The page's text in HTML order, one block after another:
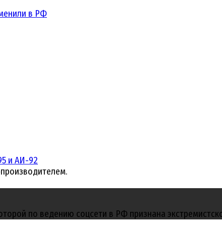
в РФ
и АИ-92
по ведению соцсети в РФ признана